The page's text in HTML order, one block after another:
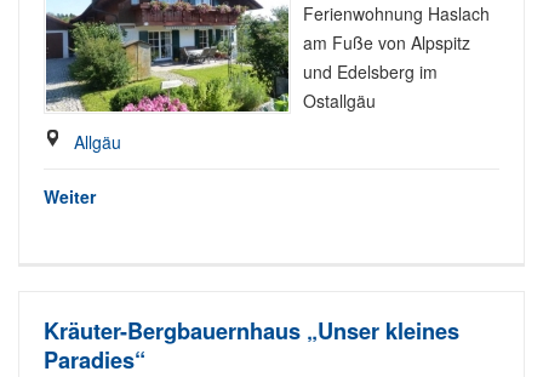
Ferienwohnung Haslach
am Fuße von Alpspitz
und Edelsberg im
Ostallgäu
Allgäu
Weiter
Kräuter-Bergbauernhaus „Unser kleines
Paradies“